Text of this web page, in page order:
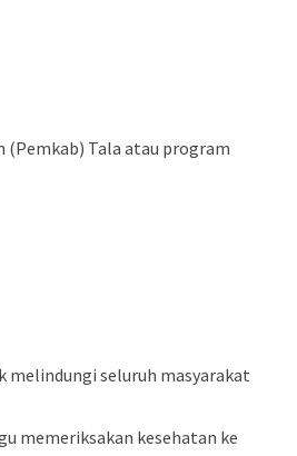
Tala atau program
melindungi seluruh masyarakat
memeriksakan kesehatan ke